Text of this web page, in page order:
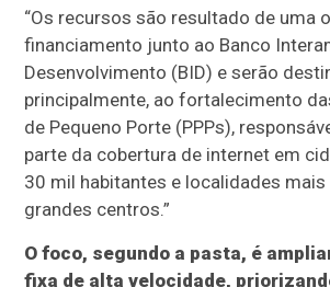
“Os recursos são resultado de uma
financiamento junto ao Banco
Desenvolvimento (BID) e serão
principalmente, ao fortalecimento
de Pequeno Porte (PPPs),
parte da cobertura de internet em
30 mil habitantes e localidades
grandes centros.”
O foco, segundo a pasta, é
fixa de alta velocidade,